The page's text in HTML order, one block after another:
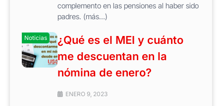
complemento en las pensiones al haber sido
padres. (más…)
Noticias
¿Qué es el MEI y cuánto
me descuentan en la
nómina de enero?
ENERO 9, 2023